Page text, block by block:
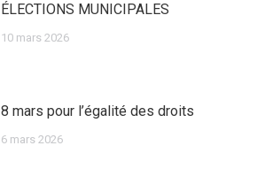
ÉLECTIONS MUNICIPALES
10 mars 2026
8 mars pour l’égalité des droits
6 mars 2026